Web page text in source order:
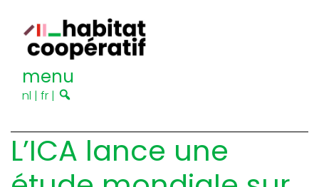
menu
nl | fr |
L’ICA lance une